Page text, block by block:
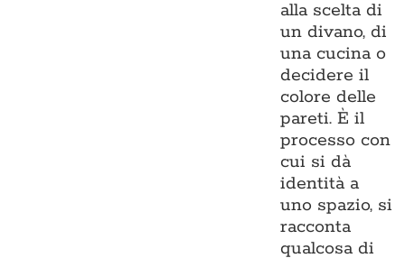
alla scelta di
un divano, di
una cucina o
decidere il
colore delle
pareti. È il
processo con
cui si dà
identità a
uno spazio, si
racconta
qualcosa di